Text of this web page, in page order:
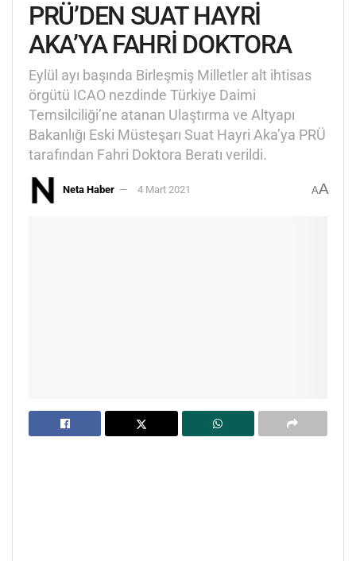
PRÜ’DEN SUAT HAYRİ
AKA’YA FAHRİ DOKTORA
Eylül ayı başında Birleşmiş Milletler alt ihtisas
örgütü ICAO nezdinde Türkiye Daimi
Temsilciliği’ne atanan Ulaştırma ve Altyapı
Bakanlığı Eski Müsteşarı Suat Hayri Aka’ya PRÜ
tarafından Fahri Doktora Beratı verildi.
Neta Haber 4 Mart 2021 AA